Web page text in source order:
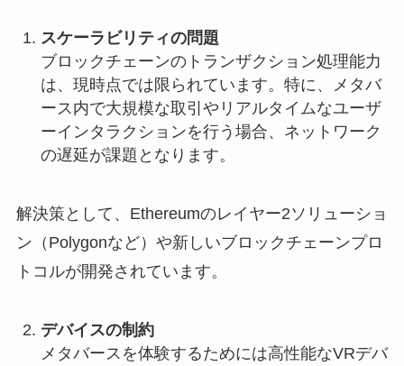
スケーラビリティの問題
ブロックチェーンのトランザクション処理能力
は、現時点では限られています。特に、メタバ
ース内で大規模な取引やリアルタイムなユーザ
ーインタラクションを行う場合、ネットワーク
の遅延が課題となります。
解決策として、Ethereumのレイヤー2ソリューショ
ン（Polygonなど）や新しいブロックチェーンプロ
トコルが開発されています。
デバイスの制約
メタバースを体験するためには高性能なVRデバ